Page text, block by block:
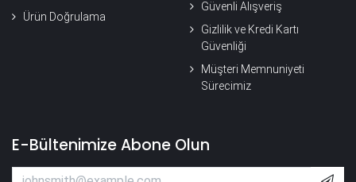
Ürün Doğrulama
Güvenli Alışveriş
Gizlilik ve Kredi Kartı
Güvenliği
Müşteri Memnuniyeti
Sürecimiz
E-Bültenimize Abone Olun